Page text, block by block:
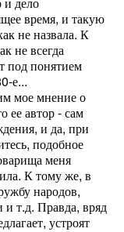
время, и такую
не назвала. К
не всегда
под понятием
е...
мое мнение о
ее автор - сам
и да, при
подобное
меня
К тому же, в
народов,
и т.д. Правда, вряд
устроят